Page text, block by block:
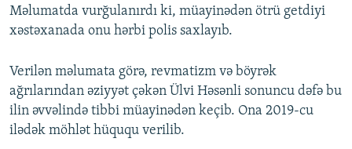
Məlumatda vurğulanırdı ki, müayinədən ötrü getdiyi
xəstəxanada onu hərbi polis saxlayıb.
Verilən məlumata görə, revmatizm və böyrək
ağrılarından əziyyət çəkən Ülvi Həsənli sonuncu dəfə bu
ilin əvvəlində tibbi müayinədən keçib. Ona 2019-cu
ilədək möhlət hüququ verilib.